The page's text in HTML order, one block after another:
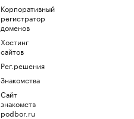
Корпоративный
регистратор
доменов
Хостинг
сайтов
Рег.решения
Знакомства
Сайт
знакомств
podbor.ru